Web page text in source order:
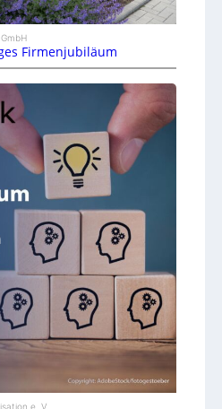
Firmenjubiläum
e. V.